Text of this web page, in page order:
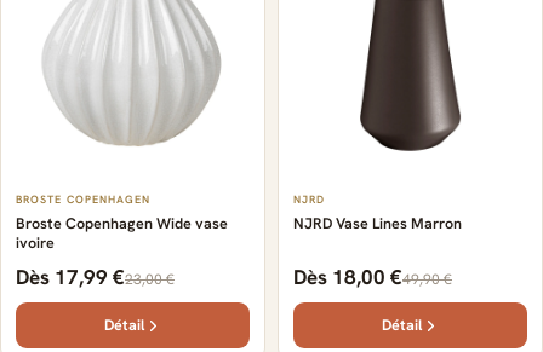
BROSTE COPENHAGEN
Broste Copenhagen Wide vase
ivoire
Dès 17,99 €23,00 €
Détail
NJRD
NJRD Vase Lines Marron
Dès 18,00 €49,90 €
Détail